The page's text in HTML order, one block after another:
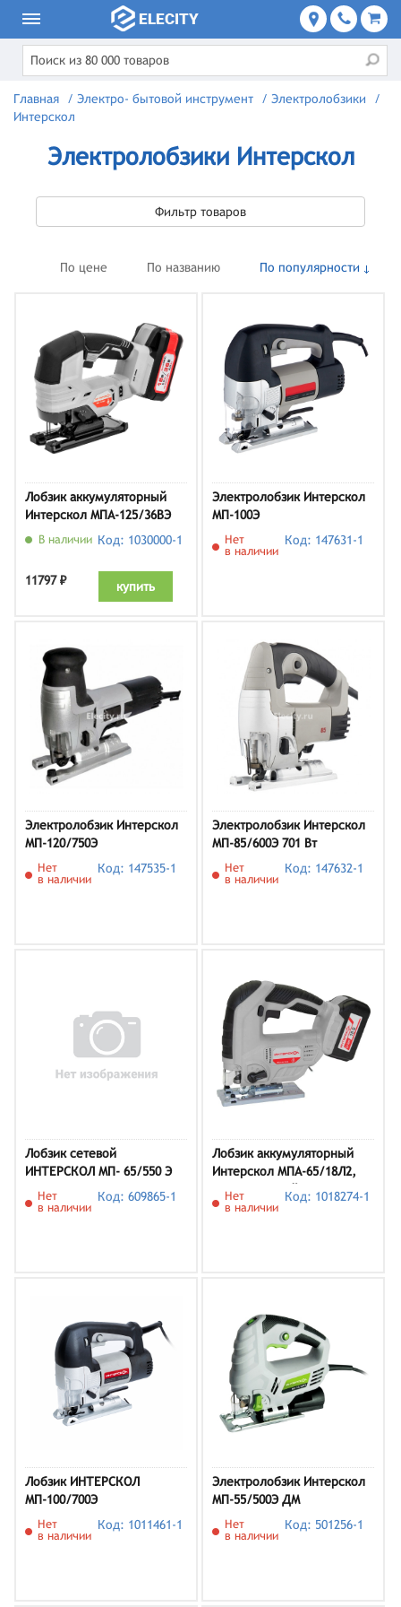
Главная / Электро- бытовой инструмент / Электролобзики
/
Интерскол
Электролобзики Интерскол
Фильтр товаров
По цене По названию По популярности
Лобзик аккумуляторный
Интерскол МПА-125/36ВЭ
(822.2.2.70)
В наличии Код: 1030000-1
11797 ₽ купить
Электролобзик Интерскол
МП-100Э
Нет
в наличии
Код: 147631-1
Электролобзик Интерскол
МП-120/750Э
Нет
в наличии
Код: 147535-1
Электролобзик Интерскол
МП-85/600Э 701 Вт
Нет
в наличии
Код: 147632-1
Лобзик сетевой
ИНТЕРСКОЛ МП- 65/550 Э
Нет
в наличии
Код: 609865-1
Лобзик аккумуляторный
Интерскол МПА-65/18Л2,
630.2.2.70 (кейс, с 2хАКБ и
ЗУ)
Нет
в наличии
Код: 1018274-1
Лобзик ИНТЕРСКОЛ
МП-100/700Э
Нет
в наличии
Код: 1011461-1
Электролобзик Интерскол
МП-55/500Э ДМ
Нет
в наличии
Код: 501256-1